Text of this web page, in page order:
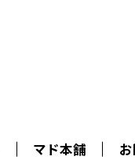
マド本舗